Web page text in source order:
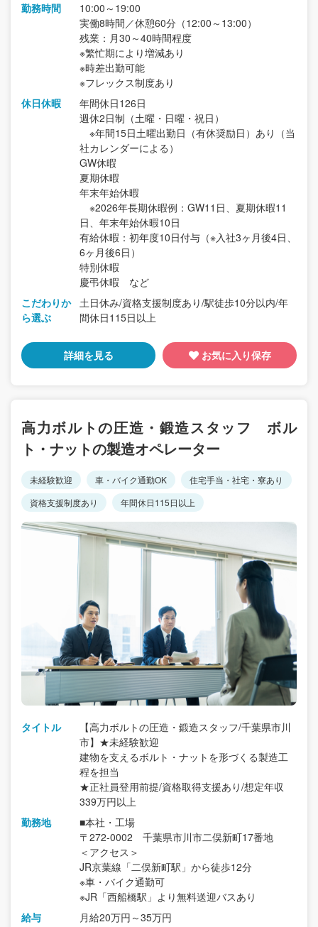
勤務時間
10:00～19:00
実働8時間／休憩60分（12:00～13:00）
残業：月30～40時間程度
※繁忙期により増減あり
※時差出勤可能
※フレックス制度あり
休日休暇
年間休日126日
週休2日制（土曜・日曜・祝日）
※年間15日土曜出勤日（有休奨励日）あり（当
社カレンダーによる）
GW休暇
夏期休暇
年末年始休暇
※2026年長期休暇例：GW11日、夏期休暇11
日、年末年始休暇10日
有給休暇：初年度10日付与（※入社3ヶ月後4日、
6ヶ月後6日）
特別休暇
慶弔休暇 など
こだわりか
ら選ぶ
土日休み/資格支援制度あり/駅徒歩10分以内/年
間休日115日以上
詳細を見る お気に入り保存
高力ボルトの圧造・鍛造スタッフ ボル
ト・ナットの製造オペレーター
未経験歓迎 車・バイク通勤OK
住宅手当・社宅・寮あり
資格支援制度あり
年間休日115日以上
タイトル
【高力ボルトの圧造・鍛造スタッフ/千葉県市川
市】★未経験歓迎
建物を支えるボルト・ナットを形づくる製造工
程を担当
★正社員登用前提/資格取得支援あり/想定年収
339万円以上
勤務地
■本社・工場
〒272-0002 千葉県市川市二俣新町17番地
＜アクセス＞
JR京葉線「二俣新町駅」から徒歩12分
※車・バイク通勤可
※JR「西船橋駅」より無料送迎バスあり
給与
月給20万円～35万円